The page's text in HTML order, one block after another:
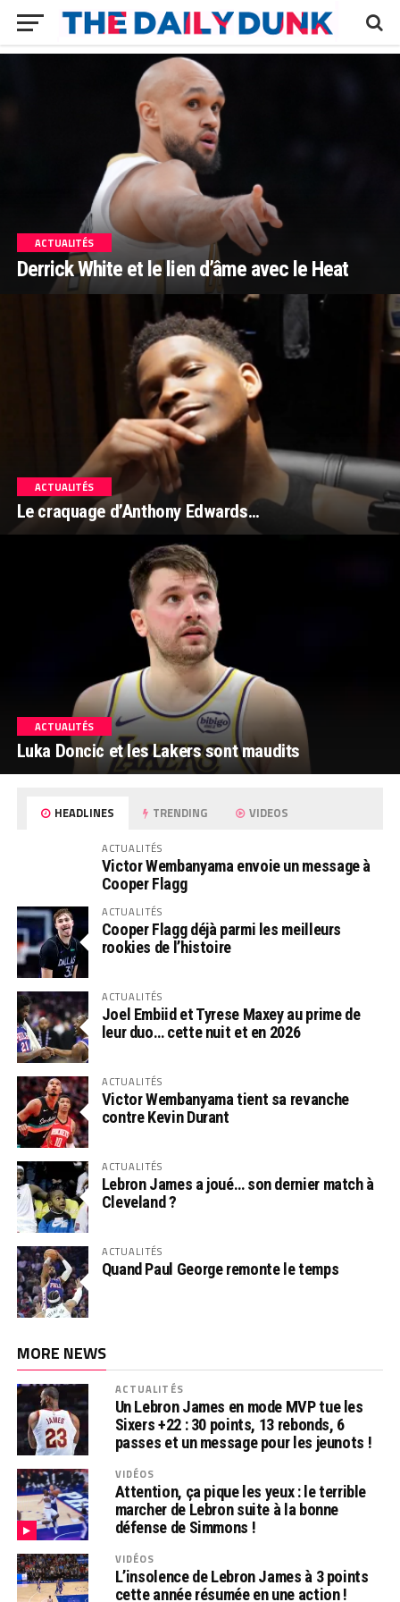
ACTUALITÉS
Derrick White et le lien d’âme avec le Heat
ACTUALITÉS
Le craquage d’Anthony Edwards…
ACTUALITÉS
Luka Doncic et les Lakers sont maudits
HEADLINES TRENDING VIDEOS
ACTUALITÉS
Victor Wembanyama envoie un message à
Cooper Flagg
ACTUALITÉS
Cooper Flagg déjà parmi les meilleurs
rookies de l’histoire
ACTUALITÉS
Joel Embiid et Tyrese Maxey au prime de
leur duo… cette nuit et en 2026
ACTUALITÉS
Victor Wembanyama tient sa revanche
contre Kevin Durant
ACTUALITÉS
Lebron James a joué… son dernier match à
Cleveland ?
ACTUALITÉS
Quand Paul George remonte le temps
MORE NEWS
ACTUALITÉS
Un Lebron James en mode MVP tue les
Sixers +22 : 30 points, 13 rebonds, 6
passes et un message pour les jeunots !
VIDÉOS
Attention, ça pique les yeux : le terrible
marcher de Lebron suite à la bonne
défense de Simmons !
VIDÉOS
L’insolence de Lebron James à 3 points
cette année résumée en une action !